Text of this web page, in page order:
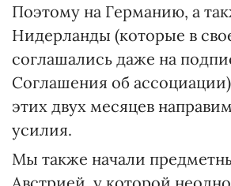
Поэтому на Германию, а
Нидерланды (которые в
соглашались даже на
Соглашения об
этих двух месяцев
усилия.
Мы также начали